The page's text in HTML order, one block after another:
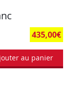
435,00€
au panier